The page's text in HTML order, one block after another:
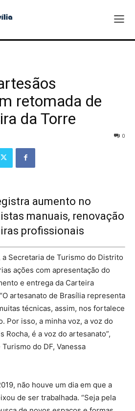
retomada de
da Torre
0
aumento no
manuais, renovação
profissionais
a Secretaria de Turismo do Distrito
ações com apresentação do
e entrega da Carteira
artesanato de Brasília representa
técnicas, assim, nos fortalece
Por isso, a minha voz, a voz do
Rocha, é a voz do artesanato”,
do DF, Vanessa
não houve um dia em que a
de ser trabalhada. “Seja pela